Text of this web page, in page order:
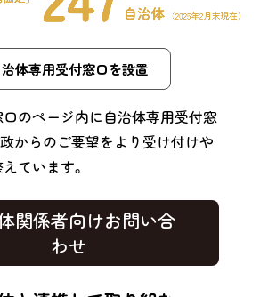
治体専用受付窓口を設置
のページ内に自治体専用受付窓
からのご要望をより受け付けや
ています。
関係者向けお問い合
わせ